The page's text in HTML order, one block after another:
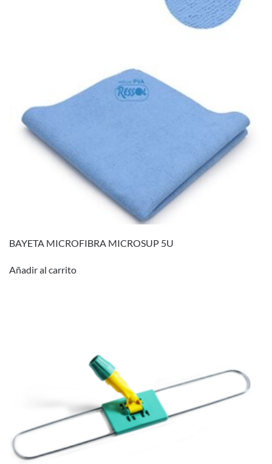
BAYETA MICROFIBRA MICROSUP 5U
Añadir al carrito